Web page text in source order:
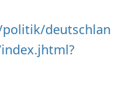
deutschlan